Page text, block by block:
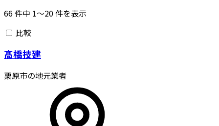
66件中 1〜20件を表示
比較
髙橋技建
栗原市の地元業者